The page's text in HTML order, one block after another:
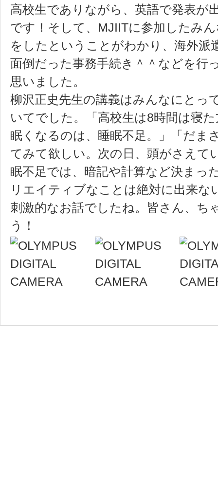
高校生でありながら、英語で発表が
です！そして、MJIITに参加したみ
をしたということがわかり、海外派
面倒だった事務手続き＾＾などを行
思いました。
柳沢正史先生の講義はみんなにとっ
いてでした。「高校生は8時間は寝
眠くなるのは、睡眠不足。」「だま
てみて欲しい。次の日、頭がさえて
眠不足では、暗記や計算など決まっ
リエイティブなことは絶対に出来な
刺激的なお話でしたね。皆さん、ち
う！